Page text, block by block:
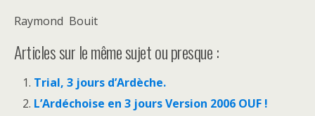
Raymond Bouit
Articles sur le même sujet ou presque :
Trial, 3 jours d’Ardèche.
L’Ardéchoise en 3 jours Version 2006 OUF !